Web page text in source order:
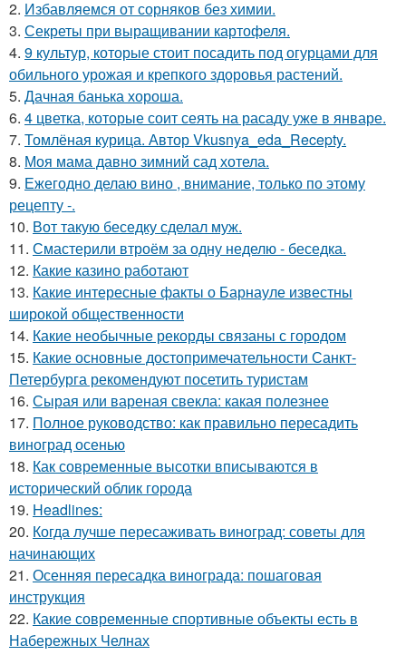
2. Избавляемся от сорняков без химии.
3. Секреты при выращивании картофеля.
4. 9 культур, которые стоит посадить под огурцами для
обильного урожая и крепкого здоровья растений.
5. Дачная банька хороша.
6. 4 цветка, которые соит сеять на расаду уже в январе.
7. Томлёная курица. Автор Vkusnya_eda_Recepty.
8. Моя мама давно зимний сад хотела.
9. Ежегодно делаю вино , внимание, только по этому
рецепту -.
10. Вот такую беседку сделал муж.
11. Смастерили втроём за одну неделю - беседка.
12. Какие казино работают
13. Какие интересные факты о Барнауле известны
широкой общественности
14. Какие необычные рекорды связаны с городом
15. Какие основные достопримечательности Санкт-
Петербурга рекомендуют посетить туристам
16. Сырая или вареная свекла: какая полезнее
17. Полное руководство: как правильно пересадить
виноград осенью
18. Как современные высотки вписываются в
исторический облик города
19. Headlines:
20. Когда лучше пересаживать виноград: советы для
начинающих
21. Осенняя пересадка винограда: пошаговая
инструкция
22. Какие современные спортивные объекты есть в
Набережных Челнах